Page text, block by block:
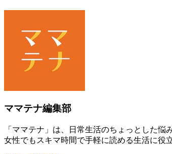
ママテナ編集部
「ママテナ」は、日常生活のちょっとした
女性でもスキマ時間で手軽に読める生活に役